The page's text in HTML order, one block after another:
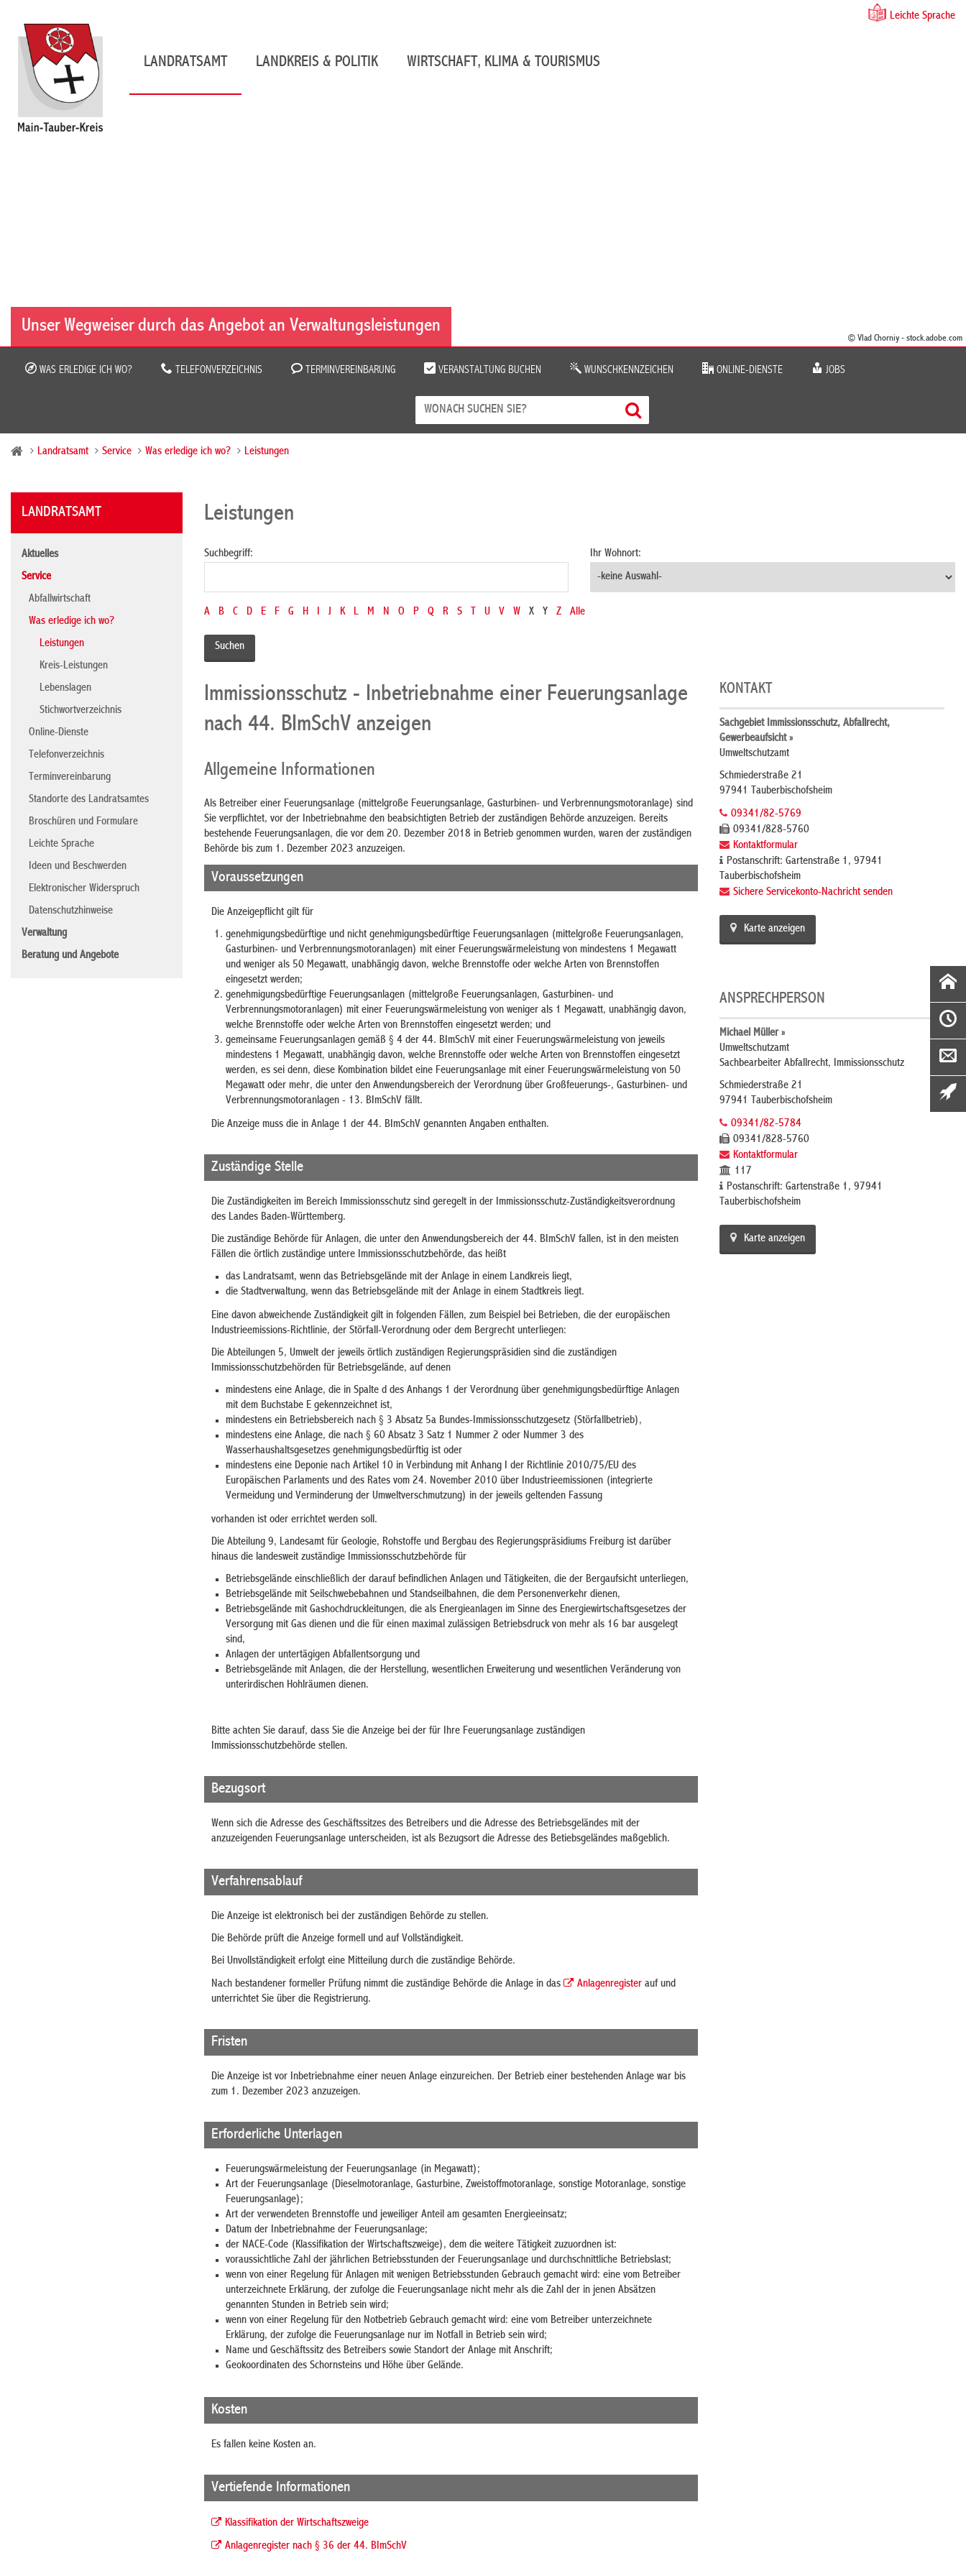
Leichte Sprache
LANDRATSAMT LANDKREIS & POLITIK WIRTSCHAFT, KLIMA & TOURISMUS
Unser Wegweiser durch das Angebot an Verwaltungsleistungen
© Vlad Chorniy - stock.adobe.com
WAS ERLEDIGE ICH WO? TELEFONVERZEICHNIS TERMINVEREINBARUNG VERANSTALTUNG BUCHEN WUNSCHKENNZEICHEN ONLINE-DIENSTE JOBS
Landratsamt Service Was erledige ich wo? Leistungen
LANDRATSAMT
Aktuelles
Service
Abfallwirtschaft
Was erledige ich wo?
Leistungen
Kreis-Leistungen
Lebenslagen
Stichwortverzeichnis
Online-Dienste
Telefonverzeichnis
Terminvereinbarung
Standorte des Landratsamtes
Broschüren und Formulare
Leichte Sprache
Ideen und Beschwerden
Elektronischer Widerspruch
Datenschutzhinweise
Verwaltung
Beratung und Angebote
Leistungen
Suchbegriff: Ihr Wohnort:
A B C D E F G H I J K L M N O P Q R S T U V W X Y Z Alle
Immissionsschutz - Inbetriebnahme einer Feuerungsanlage
nach 44. BImSchV anzeigen
Allgemeine Informationen
Als Betreiber einer Feuerungsanlage (mittelgroße Feuerungsanlage, Gasturbinen- und Verbrennungsmotoranlage) sind
Sie verpflichtet, vor der Inbetriebnahme den beabsichtigten Betrieb der zuständigen Behörde anzuzeigen. Bereits
bestehende Feuerungsanlagen, die vor dem 20. Dezember 2018 in Betrieb genommen wurden, waren der zuständigen
Behörde bis zum 1. Dezember 2023 anzuzeigen.
Voraussetzungen
Die Anzeigepflicht gilt für
genehmigungsbedürftige und nicht genehmigungsbedürftige Feuerungsanlagen (mittelgroße Feuerungsanlagen,
Gasturbinen- und Verbrennungsmotoranlagen) mit einer Feuerungswärmeleistung von mindestens 1 Megawatt
und weniger als 50 Megawatt, unabhängig davon, welche Brennstoffe oder welche Arten von Brennstoffen
eingesetzt werden;
genehmigungsbedürftige Feuerungsanlagen (mittelgroße Feuerungsanlagen, Gasturbinen- und
Verbrennungsmotoranlagen) mit einer Feuerungswärmeleistung von weniger als 1 Megawatt, unabhängig davon,
welche Brennstoffe oder welche Arten von Brennstoffen eingesetzt werden; und
gemeinsame Feuerungsanlagen gemäß § 4 der 44. BImSchV mit einer Feuerungswärmeleistung von jeweils
mindestens 1 Megawatt, unabhängig davon, welche Brennstoffe oder welche Arten von Brennstoffen eingesetzt
werden, es sei denn, diese Kombination bildet eine Feuerungsanlage mit einer Feuerungswärmeleistung von 50
Megawatt oder mehr, die unter den Anwendungsbereich der Verordnung über Großfeuerungs-, Gasturbinen- und
Verbrennungsmotoranlagen - 13. BImSchV fällt.
Die Anzeige muss die in Anlage 1 der 44. BImSchV genannten Angaben enthalten.
Zuständige Stelle
Die Zuständigkeiten im Bereich Immissionsschutz sind geregelt in der Immissionsschutz-Zuständigkeitsverordnung
des Landes Baden-Württemberg.
Die zuständige Behörde für Anlagen, die unter den Anwendungsbereich der 44. BImSchV fallen, ist in den meisten
Fällen die örtlich zuständige untere Immissionsschutzbehörde, das heißt
das Landratsamt, wenn das Betriebsgelände mit der Anlage in einem Landkreis liegt,
die Stadtverwaltung, wenn das Betriebsgelände mit der Anlage in einem Stadtkreis liegt.
Eine davon abweichende Zuständigkeit gilt in folgenden Fällen, zum Beispiel bei Betrieben, die der europäischen
Industrieemissions-Richtlinie, der Störfall-Verordnung oder dem Bergrecht unterliegen:
Die Abteilungen 5, Umwelt der jeweils örtlich zuständigen Regierungspräsidien sind die zuständigen
Immissionsschutzbehörden für Betriebsgelände, auf denen
mindestens eine Anlage, die in Spalte d des Anhangs 1 der Verordnung über genehmigungsbedürftige Anlagen
mit dem Buchstabe E gekennzeichnet ist,
mindestens ein Betriebsbereich nach § 3 Absatz 5a Bundes-Immissionsschutzgesetz (Störfallbetrieb),
mindestens eine Anlage, die nach § 60 Absatz 3 Satz 1 Nummer 2 oder Nummer 3 des
Wasserhaushaltsgesetzes genehmigungsbedürftig ist oder
mindestens eine Deponie nach Artikel 10 in Verbindung mit Anhang I der Richtlinie 2010/75/EU des
Europäischen Parlaments und des Rates vom 24. November 2010 über Industrieemissionen (integrierte
Vermeidung und Verminderung der Umweltverschmutzung) in der jeweils geltenden Fassung
vorhanden ist oder errichtet werden soll.
Die Abteilung 9, Landesamt für Geologie, Rohstoffe und Bergbau des Regierungspräsidiums Freiburg ist darüber
hinaus die landesweit zuständige Immissionsschutzbehörde für
Betriebsgelände einschließlich der darauf befindlichen Anlagen und Tätigkeiten, die der Bergaufsicht unterliegen,
Betriebsgelände mit Seilschwebebahnen und Standseilbahnen, die dem Personenverkehr dienen,
Betriebsgelände mit Gashochdruckleitungen, die als Energieanlagen im Sinne des Energiewirtschaftsgesetzes der
Versorgung mit Gas dienen und die für einen maximal zulässigen Betriebsdruck von mehr als 16 bar ausgelegt
sind,
Anlagen der untertägigen Abfallentsorgung und
Betriebsgelände mit Anlagen, die der Herstellung, wesentlichen Erweiterung und wesentlichen Veränderung von
unterirdischen Hohlräumen dienen.
Bitte achten Sie darauf, dass Sie die Anzeige bei der für Ihre Feuerungsanlage zuständigen
Immissionsschutzbehörde stellen.
Bezugsort
Wenn sich die Adresse des Geschäftssitzes des Betreibers und die Adresse des Betriebsgeländes mit der
anzuzeigenden Feuerungsanlage unterscheiden, ist als Bezugsort die Adresse des Betiebsgeländes maßgeblich.
Verfahrensablauf
Die Anzeige ist elektronisch bei der zuständigen Behörde zu stellen.
Die Behörde prüft die Anzeige formell und auf Vollständigkeit.
Bei Unvollständigkeit erfolgt eine Mitteilung durch die zuständige Behörde.
Nach bestandener formeller Prüfung nimmt die zuständige Behörde die Anlage in das
Anlagenregisterauf und
unterrichtet Sie über die Registrierung.
Fristen
Die Anzeige ist vor Inbetriebnahme einer neuen Anlage einzureichen. Der Betrieb einer bestehenden Anlage war bis
zum 1. Dezember 2023 anzuzeigen.
Erforderliche Unterlagen
Feuerungswärmeleistung der Feuerungsanlage (in Megawatt);
Art der Feuerungsanlage (Dieselmotoranlage, Gasturbine, Zweistoffmotoranlage, sonstige Motoranlage, sonstige
Feuerungsanlage);
Art der verwendeten Brennstoffe und jeweiliger Anteil am gesamten Energieeinsatz;
Datum der Inbetriebnahme der Feuerungsanlage;
der NACE-Code (Klassifikation der Wirtschaftszweige), dem die weitere Tätigkeit zuzuordnen ist:
voraussichtliche Zahl der jährlichen Betriebsstunden der Feuerungsanlage und durchschnittliche Betriebslast;
wenn von einer Regelung für Anlagen mit wenigen Betriebsstunden Gebrauch gemacht wird: eine vom Betreiber
unterzeichnete Erklärung, der zufolge die Feuerungsanlage nicht mehr als die Zahl der in jenen Absätzen
genannten Stunden in Betrieb sein wird;
wenn von einer Regelung für den Notbetrieb Gebrauch gemacht wird: eine vom Betreiber unterzeichnete
Erklärung, der zufolge die Feuerungsanlage nur im Notfall in Betrieb sein wird;
Name und Geschäftssitz des Betreibers sowie Standort der Anlage mit Anschrift;
Geokoordinaten des Schornsteins und Höhe über Gelände.
Kosten
Es fallen keine Kosten an.
Vertiefende Informationen
Klassifikation der Wirtschaftszweige
Anlagenregister nach § 36 der 44. BImSchV
KONTAKT
Sachgebiet Immissionsschutz, Abfallrecht,
Gewerbeaufsicht »
Umweltschutzamt
Schmiederstraße 21
97941 Tauberbischofsheim
09341/82-5769
09341/828-5760
Kontaktformular
Postanschrift: Gartenstraße 1, 97941
Tauberbischofsheim
Sichere Servicekonto-Nachricht senden
Karte anzeigen
ANSPRECHPERSON
Michael Müller »
Umweltschutzamt
Sachbearbeiter Abfallrecht, Immissionsschutz
Schmiederstraße 21
97941 Tauberbischofsheim
09341/82-5784
09341/828-5760
Kontaktformular
117
Postanschrift: Gartenstraße 1, 97941
Tauberbischofsheim
Karte anzeigen